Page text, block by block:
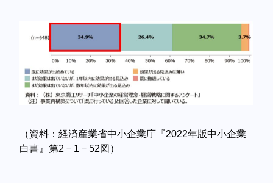
（資料：経済産業省中小企業庁『2022年版中小企業
白書』第2－1－52図）